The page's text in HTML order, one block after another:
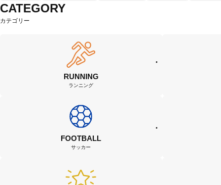
CATEGORY
カテゴリー
RUNNING
ランニング
FOOTBALL
サッカー